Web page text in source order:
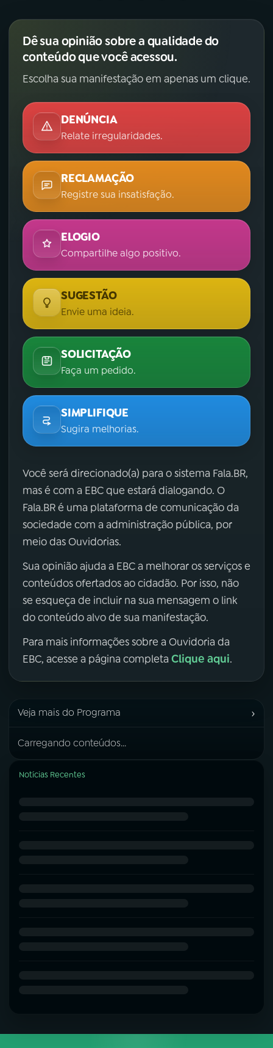
Dê sua opinião sobre a qualidade do
conteúdo que você acessou.
Escolha sua manifestação em apenas um clique.
DENÚNCIA
Relate irregularidades.
RECLAMAÇÃO
Registre sua insatisfação.
ELOGIO
Compartilhe algo positivo.
SUGESTÃO
Envie uma ideia.
SOLICITAÇÃO
Faça um pedido.
SIMPLIFIQUE
Sugira melhorias.
Você será direcionado(a) para o sistema Fala.BR,
mas é com a EBC que estará dialogando. O
Fala.BR é uma plataforma de comunicação da
sociedade com a administração pública, por
meio das Ouvidorias.
Sua opinião ajuda a EBC a melhorar os serviços e
conteúdos ofertados ao cidadão. Por isso, não
se esqueça de incluir na sua mensagem o link
do conteúdo alvo de sua manifestação.
Para mais informações sobre a Ouvidoria da
EBC, acesse a página completa Clique aqui.
Veja mais do Programa ›
Carregando conteúdos...
Notícias Recentes